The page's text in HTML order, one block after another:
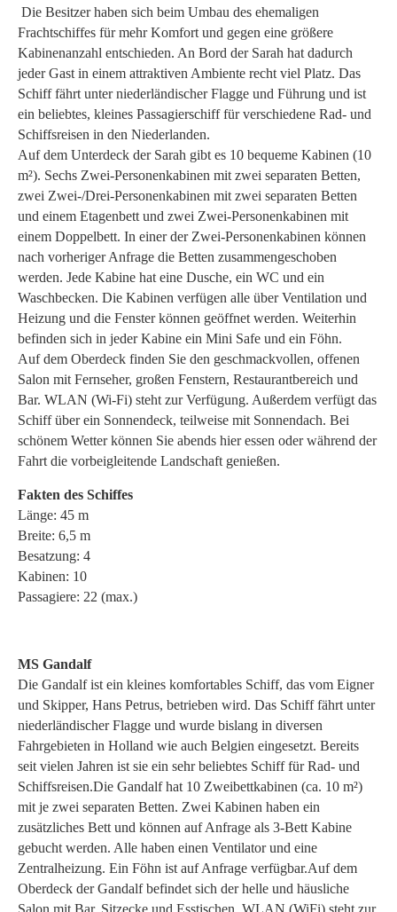
Die Besitzer haben sich beim Umbau des ehemaligen
Frachtschiffes für mehr Komfort und gegen eine größere
Kabinenanzahl entschieden. An Bord der Sarah hat dadurch
jeder Gast in einem attraktiven Ambiente recht viel Platz. Das
Schiff fährt unter niederländischer Flagge und Führung und ist
ein beliebtes, kleines Passagierschiff für verschiedene Rad- und
Schiffsreisen in den Niederlanden.
Auf dem Unterdeck der Sarah gibt es 10 bequeme Kabinen (10
m²). Sechs Zwei-Personenkabinen mit zwei separaten Betten,
zwei Zwei-/Drei-Personenkabinen mit zwei separaten Betten
und einem Etagenbett und zwei Zwei-Personenkabinen mit
einem Doppelbett. In einer der Zwei-Personenkabinen können
nach vorheriger Anfrage die Betten zusammengeschoben
werden. Jede Kabine hat eine Dusche, ein WC und ein
Waschbecken. Die Kabinen verfügen alle über Ventilation und
Heizung und die Fenster können geöffnet werden. Weiterhin
befinden sich in jeder Kabine ein Mini Safe und ein Föhn.
Auf dem Oberdeck finden Sie den geschmackvollen, offenen
Salon mit Fernseher, großen Fenstern, Restaurantbereich und
Bar. WLAN (Wi-Fi) steht zur Verfügung. Außerdem verfügt das
Schiff über ein Sonnendeck, teilweise mit Sonnendach. Bei
schönem Wetter können Sie abends hier essen oder während der
Fahrt die vorbeigleitende Landschaft genießen.
Fakten des Schiffes
Länge: 45 m
Breite: 6,5 m
Besatzung: 4
Kabinen: 10
Passagiere: 22 (max.)
MS Gandalf
Die Gandalf ist ein kleines komfortables Schiff, das vom Eigner
und Skipper, Hans Petrus, betrieben wird. Das Schiff fährt unter
niederländischer Flagge und wurde bislang in diversen
Fahrgebieten in Holland wie auch Belgien eingesetzt. Bereits
seit vielen Jahren ist sie ein sehr beliebtes Schiff für Rad- und
Schiffsreisen.Die Gandalf hat 10 Zweibettkabinen (ca. 10 m²)
mit je zwei separaten Betten. Zwei Kabinen haben ein
zusätzliches Bett und können auf Anfrage als 3-Bett Kabine
gebucht werden. Alle haben einen Ventilator und eine
Zentralheizung. Ein Föhn ist auf Anfrage verfügbar.Auf dem
Oberdeck der Gandalf befindet sich der helle und häusliche
Salon mit Bar, Sitzecke und Esstischen. WLAN (WiFi) steht zur